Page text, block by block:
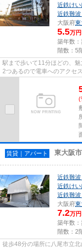
近鉄け
近鉄難
大阪府
5.5万円
築年数：
階数：5
駅まで歩いて11分ほどの、
2つあるので電車へのアクセ
日の移動も快適です。眺めの
(
賃貸｜アパート 東大阪
近鉄難
近鉄け
近鉄難
大阪府
7.2万円
築年数：
階数：2
徒歩48分の場所に八尾市立